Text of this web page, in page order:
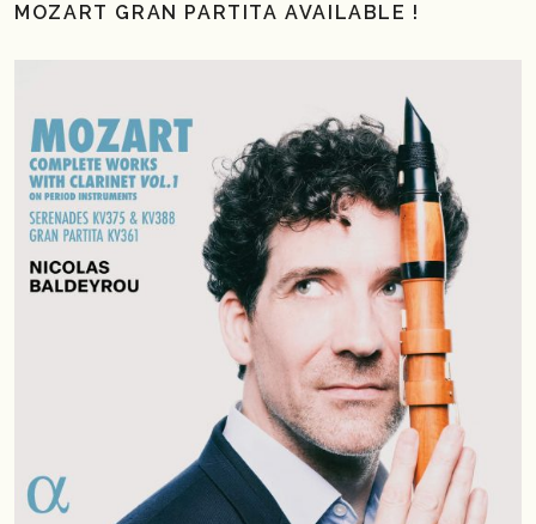
MOZART GRAN PARTITA AVAILABLE !